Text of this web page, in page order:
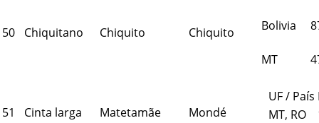
50 Chiquitano Chiquito Chiquito Bolivia
MT
51 Cinta larga Matetamãe Mondé
UF / País
MT, RO